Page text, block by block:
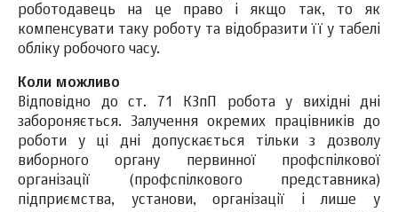
роботодавець на це право і якщо так, то як
компенсувати таку роботу та відобразити її у табелі
обліку робочого часу.
Коли можливо
Відповідно до ст. 71 КЗпП робота у вихідні дні
забороняється. Залучення окремих працівників до
роботи у ці дні допускається тільки з дозволу
виборного органу первинної профспілкової
організації (профспілкового представника)
підприємства, установи, організації і лише у